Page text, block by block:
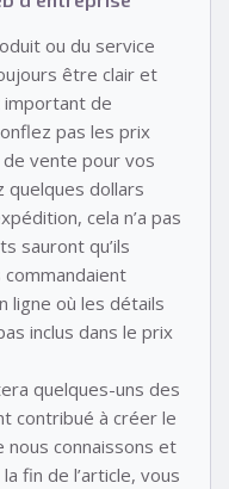
ou du service
être clair et
important de
pas les prix
vente pour vos
quelques dollars
cela n’a pas
sauront qu’ils
commandaient
ligne où les détails
inclus dans le prix
quelques-uns des
contribué à créer le
nous connaissons et
fin de l’article, vous